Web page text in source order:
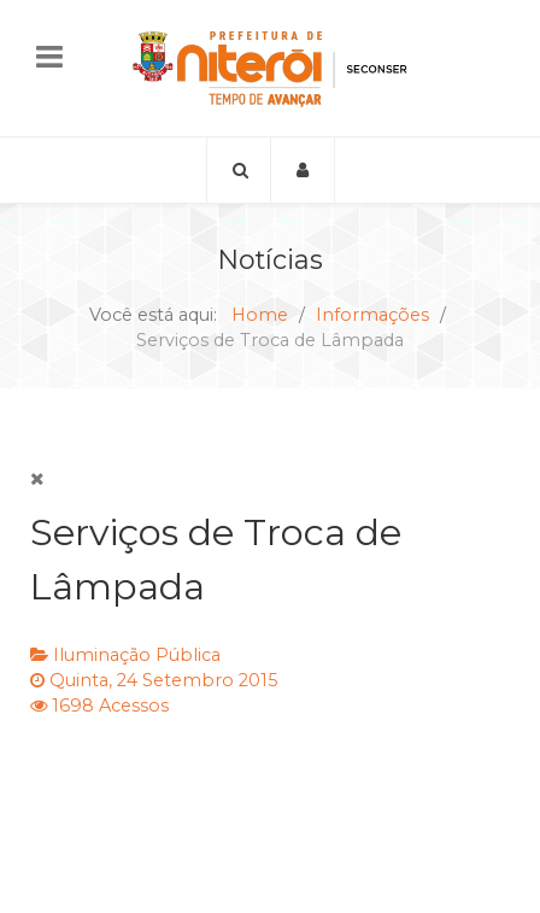
Notícias
Você está aqui: Home
Informações
Serviços de Troca de Lâmpada
Serviços de Troca de
Lâmpada
Iluminação Pública
Quinta, 24 Setembro 2015
1698 Acessos